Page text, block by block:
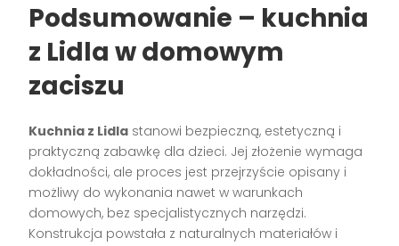
Podsumowanie – kuchnia
z Lidla w domowym
zaciszu
Kuchnia z Lidla stanowi bezpieczną, estetyczną i
praktyczną zabawkę dla dzieci. Jej złożenie wymaga
dokładności, ale proces jest przejrzyście opisany i
możliwy do wykonania nawet w warunkach
domowych, bez specjalistycznych narzędzi.
Konstrukcja powstała z naturalnych materiałów i